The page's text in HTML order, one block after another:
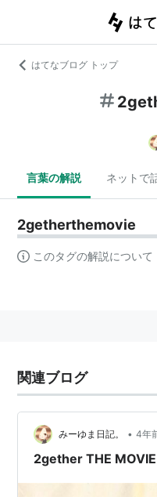
はてなブログ トップ
言葉の解説 ネットで
2getherthemovie
このタグの解説について
関連ブログ
みーゆま日記。 • 4年
2gether THE